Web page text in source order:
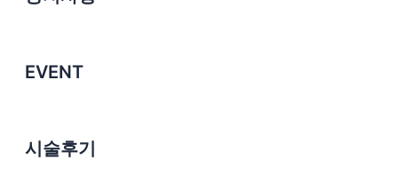
EVENT
시술후기